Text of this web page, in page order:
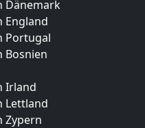
Dänemark
England
Portugal
Bosnien
Irland
Lettland
Zypern